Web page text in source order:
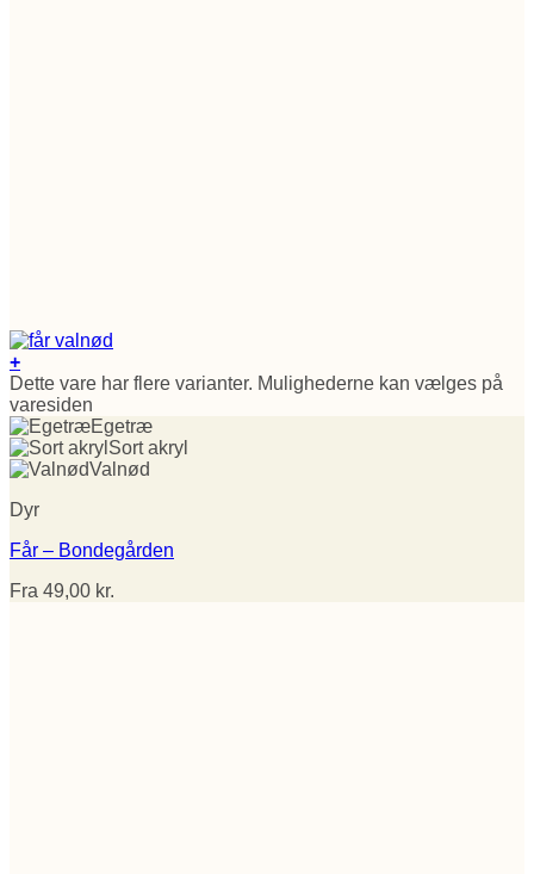
+
Dette vare har flere varianter. Mulighederne kan vælges på
varesiden
Egetræ
Sort akryl
Valnød
Dyr
Får – Bondegården
Fra 49,00 kr.